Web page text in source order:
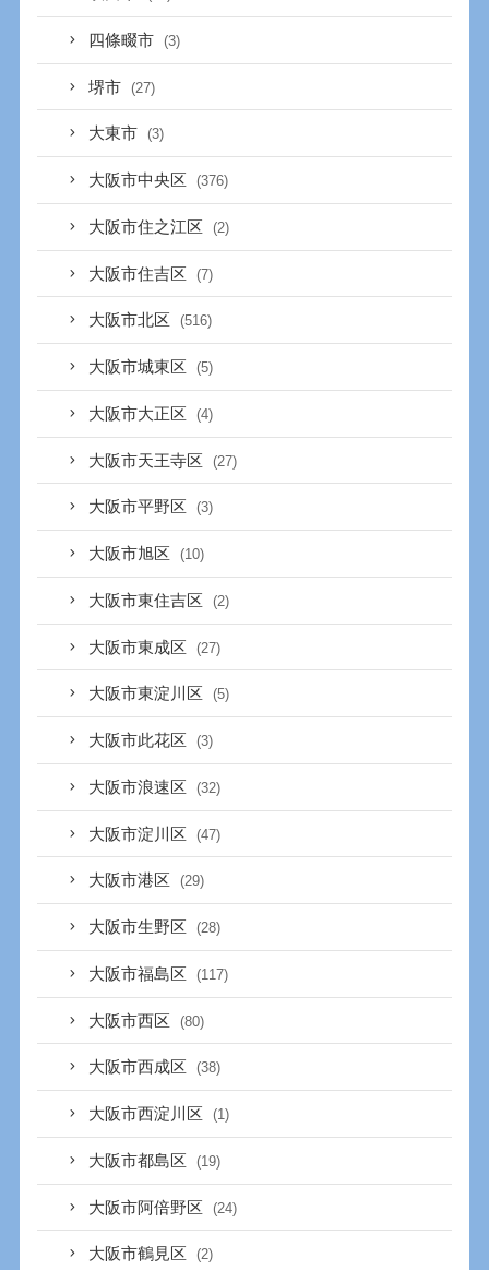
四條畷市 (3)
堺市 (27)
大東市 (3)
大阪市中央区 (376)
大阪市住之江区 (2)
大阪市住吉区 (7)
大阪市北区 (516)
大阪市城東区 (5)
大阪市大正区 (4)
大阪市天王寺区 (27)
大阪市平野区 (3)
大阪市旭区 (10)
大阪市東住吉区 (2)
大阪市東成区 (27)
大阪市東淀川区 (5)
大阪市此花区 (3)
大阪市浪速区 (32)
大阪市淀川区 (47)
大阪市港区 (29)
大阪市生野区 (28)
大阪市福島区 (117)
大阪市西区 (80)
大阪市西成区 (38)
大阪市西淀川区 (1)
大阪市都島区 (19)
大阪市阿倍野区 (24)
大阪市鶴見区 (2)